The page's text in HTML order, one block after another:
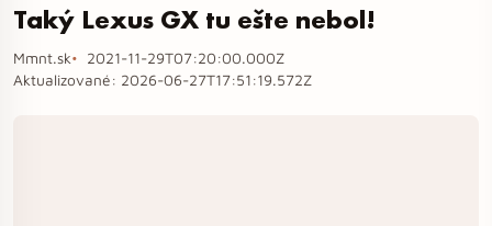
Taký Lexus GX tu ešte nebol!
Mmnt.sk
2021-11-29T07:20:00.000Z
Aktualizované: 2026-06-27T17:51:19.572Z